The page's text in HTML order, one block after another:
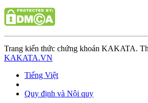
Trang kiến thức chứng khoán KAKATA.
KAKATA.VN
Tiếng Việt
Quy định và Nội quy